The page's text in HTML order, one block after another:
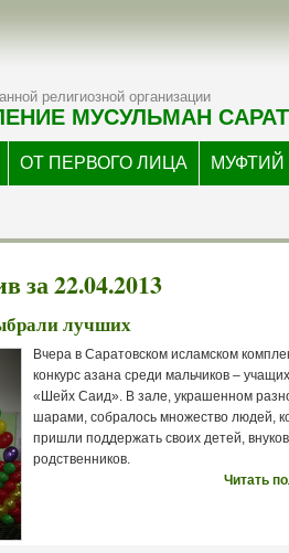
религиозной организации
МУСУЛЬМАН
ОТ ПЕРВОГО ЛИЦА МУФТИЙ
за 22.04.2013
лучших
Вчера в Саратовском исламском
конкурс азана среди мальчиков –
«Шейх Саид». В зале, украшенном
шарами, собралось множество людей,
пришли поддержать своих детей,
родственников.
Читать